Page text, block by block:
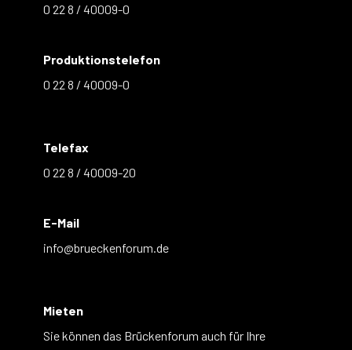
0 22 8 / 40009-0
Produktionstelefon
0 22 8 / 40009-0
Telefax
0 22 8 / 40009-20
E-Mail
info@brueckenforum.de
Mieten
Sie können das Brückenforum auch für Ihre